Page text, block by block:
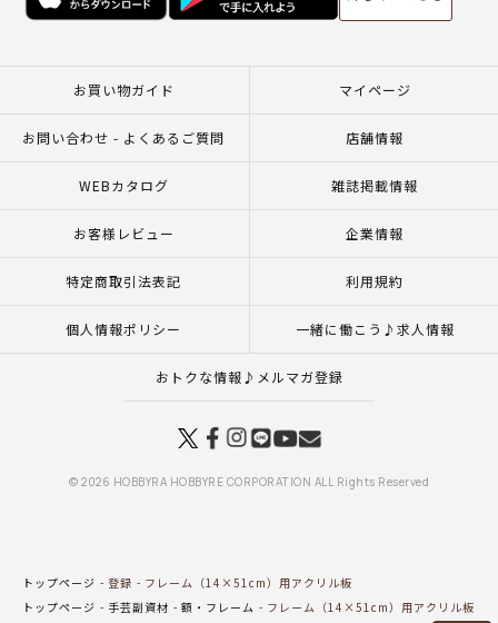
お買い物ガイド マイページ
お問い合わせ - よくあるご質問 店舗情報
WEBカタログ 雑誌掲載情報
お客様レビュー 企業情報
特定商取引法表記 利用規約
個人情報ポリシー 一緒に働こう♪求人情報
おトクな情報♪メルマガ登録
© 2026 HOBBYRA HOBBYRE CORPORATION ALL Rights Reserved
トップページ 登録
フレーム（14×51cm）用アクリル板
トップページ
手芸副資材 額・フレーム フレーム（14×51cm）用アクリル板